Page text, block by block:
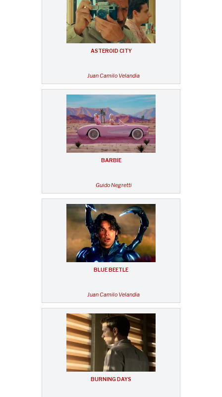
ASTEROID CITY
Juan Camilo Velandia
BARBIE
Guido Negretti
BLUE BEETLE
Juan Camilo Velandia
BURNING DAYS